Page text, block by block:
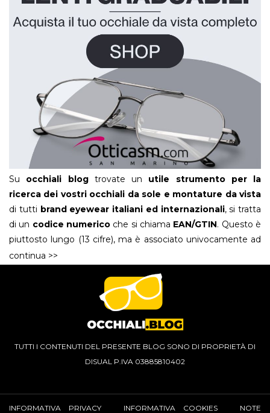
Su occhiali blogtrovate un utile strumento per la
ricerca dei vostri occhiali da sole e montature da vista
di tutti brand eyewear italiani ed internazionali, si tratta
di un codice numerico che si chiama EAN/GTIN. Questo è
piuttosto lungo (13 cifre), ma è associato univocamente ad
un solo articolo, un
adocchiato e magari non riuscite più a ritrovare.
Generalmente questo
codiceè abbastanza
ed è stampato sulla confezione fisica degli occhiali o nelle
schede tecniche” delle varie singole referenze all’interno
degli shop on line , e passa sempre inosservato, ma è
sicuramente uno dei modi più sicuri per essere certi che
ottico di fiducia ed ha esaurito, o magari quello che avete
continua >>
TUTTI I CONTENUTI DEL PRESENTE BLOG SONO DI PROPRIETÀ DI
DISUAL P.IVA 03885810402
INFORMATIVA PRIVACY INFORMATIVA COOKIES NOTE